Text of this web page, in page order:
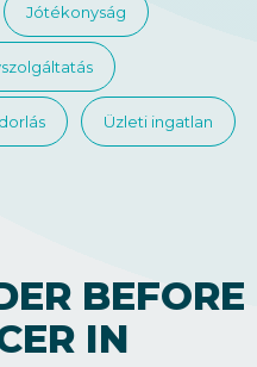
Jótékonyság
Üzleti ingatlan
BEFORE
IN